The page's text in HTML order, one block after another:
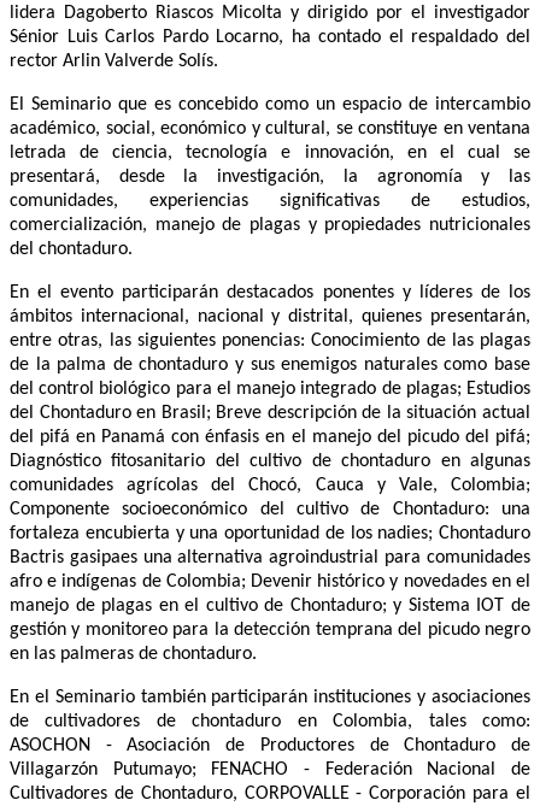
lidera Dagoberto Riascos Micolta y dirigido por el investigador
Sénior Luis Carlos Pardo Locarno, ha contado el respaldado del
rector Arlin Valverde Solís.
El Seminario que es concebido como un espacio de intercambio
académico, social, económico y cultural, se constituye en ventana
letrada de ciencia, tecnología e innovación, en el cual se
presentará, desde la investigación, la agronomía y las
comunidades, experiencias significativas de estudios,
comercialización, manejo de plagas y propiedades nutricionales
del chontaduro.
En el evento participarán destacados ponentes y líderes de los
ámbitos internacional, nacional y distrital, quienes presentarán,
entre otras, las siguientes ponencias: Conocimiento de las plagas
de la palma de chontaduro y sus enemigos naturales como base
del control biológico para el manejo integrado de plagas; Estudios
del Chontaduro en Brasil; Breve descripción de la situación actual
del pifá en Panamá con énfasis en el manejo del picudo del pifá;
Diagnóstico fitosanitario del cultivo de chontaduro en algunas
comunidades agrícolas del Chocó, Cauca y Vale, Colombia;
Componente socioeconómico del cultivo de Chontaduro: una
fortaleza encubierta y una oportunidad de los nadies; Chontaduro
Bactris gasipaes una alternativa agroindustrial para comunidades
afro e indígenas de Colombia; Devenir histórico y novedades en el
manejo de plagas en el cultivo de Chontaduro; y Sistema IOT de
gestión y monitoreo para la detección temprana del picudo negro
en las palmeras de chontaduro.
En el Seminario también participarán instituciones y asociaciones
de cultivadores de chontaduro en Colombia, tales como:
ASOCHON - Asociación de Productores de Chontaduro de
Villagarzón Putumayo; FENACHO - Federación Nacional de
Cultivadores de Chontaduro, CORPOVALLE - Corporación para el